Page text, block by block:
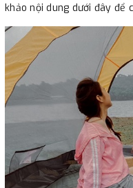
khảo nội dung dưới đây để